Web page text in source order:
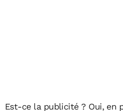
Est-ce la publicité ? Oui, en